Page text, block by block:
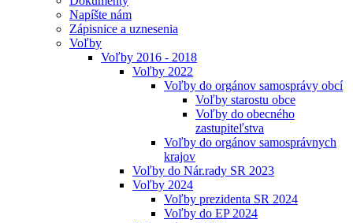
Napíšte nám
Zápisnice a uznesenia
Voľby
Voľby 2016 - 2018
Voľby 2022
Voľby do orgánov samosprávy obcí
Voľby starostu obce
Voľby do obecného
zastupiteľstva
Voľby do orgánov samosprávnych
krajov
Voľby do Nár.rady SR 2023
Voľby 2024
Voľby prezidenta SR 2024
Voľby do EP 2024